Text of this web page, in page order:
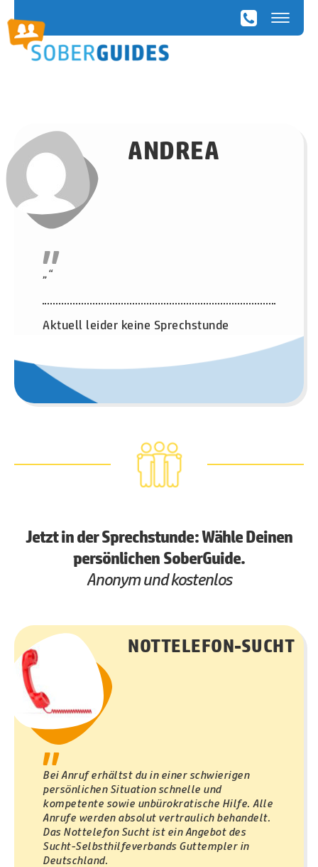
ANDREA
"
„“
Aktuell leider keine Sprechstunde
Jetzt in der Sprechstunde: Wähle Deinen
persönlichen SoberGuide.
Anonym und kostenlos
NOTTELEFON-SUCHT
"
Bei Anruf erhältst du in einer schwierigen
persönlichen Situation schnelle und
kompetente sowie unbürokratische Hilfe. Alle
Anrufe werden absolut vertraulich behandelt.
Das Nottelefon Sucht ist ein Angebot des
Sucht-Selbsthilfeverbands Guttempler in
Deutschland.